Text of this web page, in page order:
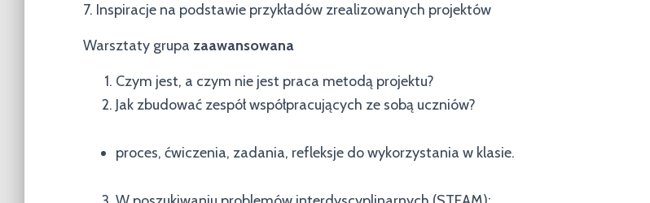
7. Inspiracje na podstawie przykładów zrealizowanych projektów
Warsztaty grupa zaawansowana
Czym jest, a czym nie jest praca metodą projektu?
Jak zbudować zespół współpracujących ze sobą uczniów?
proces, ćwiczenia, zadania, refleksje do wykorzystania w klasie.